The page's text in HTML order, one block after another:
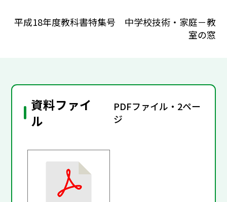
平成18年度教科書特集号 中学校技術・家庭－教
室の窓
資料ファイ
ル
PDFファイル・2ペー
ジ